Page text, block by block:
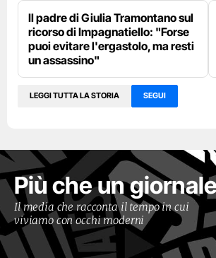
Il padre di Giulia Tramontano sul
ricorso di Impagnatiello: "Forse
puoi evitare l'ergastolo, ma resti
un assassino"
LEGGI TUTTA LA STORIA SEGUI
Più che un giornale
Il media che racconta il tempo in cui
viviamo con occhi moderni